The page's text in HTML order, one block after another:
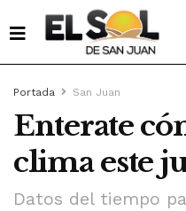
Portada San Juan
Enterate
clima este
Datos del tiempo